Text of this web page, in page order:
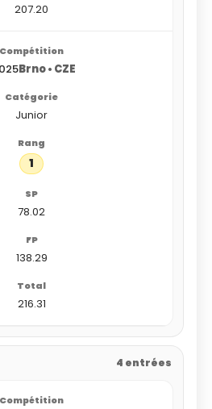
207.20
Brno • CZE
Junior
1
78.02
138.29
216.31
4 entrées